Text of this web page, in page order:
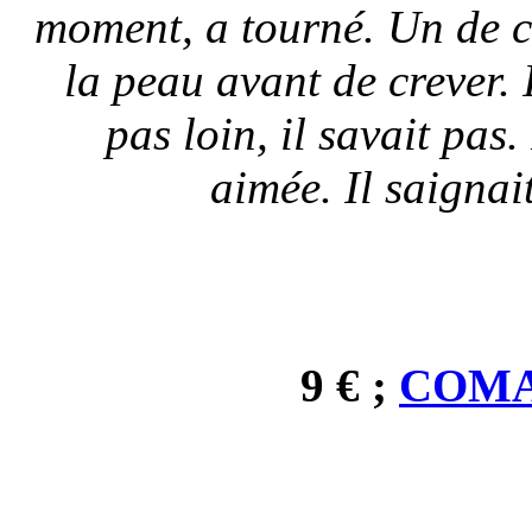
moment, a tourné. Un de
la peau avant de
pas loin, il savait
aimée. Il
9 € ;